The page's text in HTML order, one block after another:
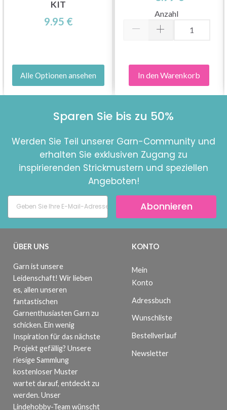
KIT
9.95 €
Alle Optionen ansehen
Anzahl
In den Warenkorb
Sparen Sie bis zu 50%
Werden Sie Teil unserer Garn-Community und
erhalten Sie exklusiven Zugang zu
inspirierenden Strickmustern und speziellen
Angeboten!
Abonnieren
ÜBER UNS
Garn ist unsere
Leidenschaft! Wir lieben
es, allen unseren
fantastischen
Garnenthusiasten Garn zu
schicken. Ein wenig
Inspiration für das nächste
Projekt gefällig? Unsere
riesige Sammlung
kostenloser Muster
wartet darauf, entdeckt zu
werden. Unser
Lindehobby-Team wünscht
KONTO
Mein
Konto
Adressbuch
Wunschliste
Bestellverlauf
Newsletter